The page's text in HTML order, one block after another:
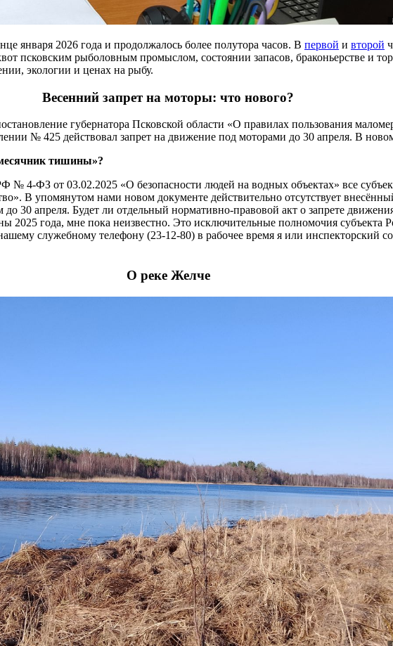
января 2026 года и продолжалось более полутора часов. В первой и второй
псковским рыболовным промыслом, состоянии запасов, браконьерстве и
экологии и ценах на рыбу.
Весенний запрет на моторы: что нового?
губернатора Псковской области «О правилах пользования
№ 425 действовал запрет на движение под моторами до 30 апреля. В
тишины»?
№ 4-ФЗ от 03.02.2025 «О безопасности людей на водных объектах» все
В упомянутом нами новом документе действительно отсутствует
30 апреля. Будет ли отдельный нормативно-правовой акт о запрете
2025 года, мне пока неизвестно. Это исключительные полномочия
служебному телефону (23-12-80) в рабочее время я или инспекторский
О реке Желче